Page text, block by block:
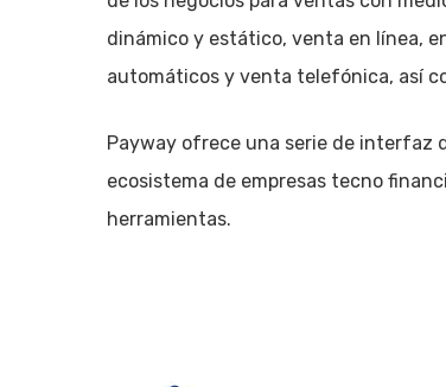
dinámico y estático, venta en línea,
automáticos y venta telefónica, así
Payway ofrece una serie de interfaz
ecosistema de empresas tecno
herramientas.